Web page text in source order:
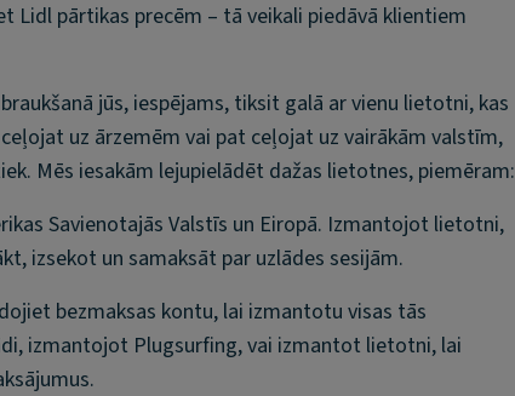
Lidl pārtikas precēm – tā veikali piedāvā klientiem
jūs, iespējams, tiksit galā ar vienu lietotni, kas
uz ārzemēm vai pat ceļojat uz vairākām valstīm,
Mēs iesakām lejupielādēt dažas lietotnes, piemēram:
Savienotajās Valstīs un Eiropā. Izmantojot lietotni,
izsekot un samaksāt par uzlādes sesijām.
bezmaksas kontu, lai izmantotu visas tās
izmantojot Plugsurfing, vai izmantot lietotni, lai